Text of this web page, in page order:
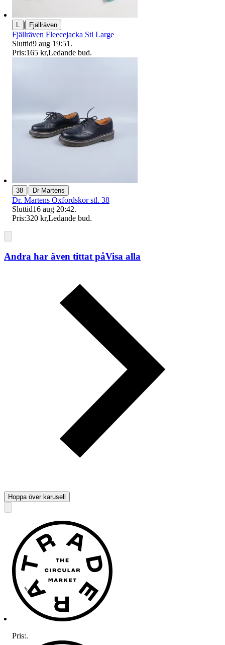
L | Fjällräven
Fjällräven Fleecejacka Stl Large
Sluttid9 aug 19:51 .
Pris:165 kr,Ledande bud.
38 | Dr Martens
Dr. Martens Oxfordskor stl. 38
Sluttid16 aug 20:42.
Pris:320 kr,Ledande bud.
Andra har även tittat påVisa alla
Hoppa över karusell
Pris:.